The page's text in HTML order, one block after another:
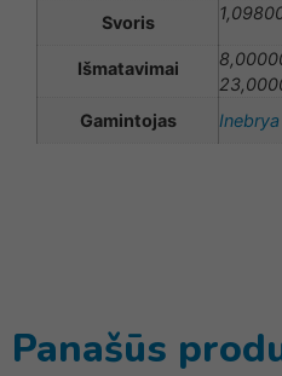
Svoris
Išmatavimai
Gamintojas
Inebrya
Panašūs